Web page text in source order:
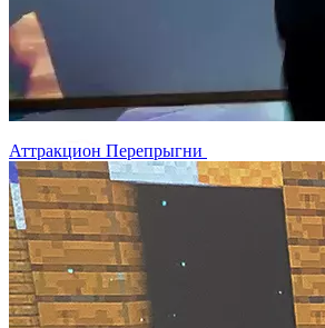
Аттракцион Перепрыгни
Новости